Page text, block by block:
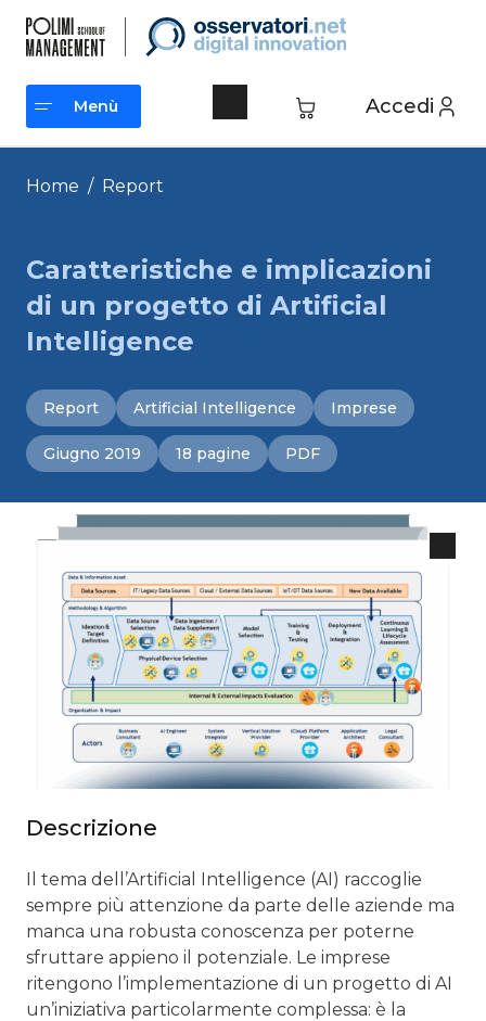
contenuto
Accedi
Menù
Menù
Home / Report
Caratteristiche e implicazioni
di un progetto di Artificial
Intelligence
Report Artificial Intelligence Imprese
Giugno 2019 18 pagine PDF
Descrizione
Il tema dell’Artificial Intelligence (AI) raccoglie
sempre più attenzione da parte delle aziende ma
manca una robusta conoscenza per poterne
sfruttare appieno il potenziale. Le imprese
ritengono l’implementazione di un progetto di AI
un’iniziativa particolarmente complessa: è la